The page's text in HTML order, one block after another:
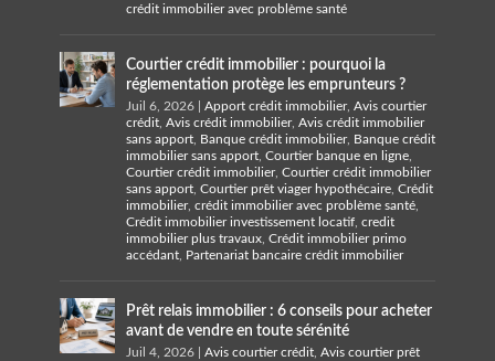
crédit immobilier avec problème santé
Courtier crédit immobilier : pourquoi la
réglementation protège les emprunteurs ?
Juil 6, 2026| Apport crédit immobilier, Avis courtier
crédit, Avis crédit immobilier, Avis crédit immobilier
sans apport, Banque crédit immobilier, Banque crédit
immobilier sans apport, Courtier banque en ligne,
Courtier crédit immobilier, Courtier crédit immobilier
sans apport, Courtier prêt viager hypothécaire, Crédit
immobilier, crédit immobilier avec problème santé,
Crédit immobilier investissement locatif, credit
immobilier plus travaux, Crédit immobilier primo
accédant, Partenariat bancaire crédit immobilier
Prêt relais immobilier : 6 conseils pour acheter
avant de vendre en toute sérénité
Juil 4, 2026| Avis courtier crédit, Avis courtier prêt